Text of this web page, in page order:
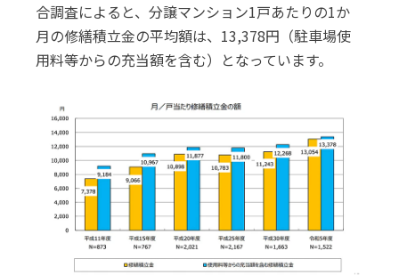
合調査によると、分譲マンション1戸あたりの1か
月の修繕積立金の平均額は、13,378円（駐車場使
用料等からの充当額を含む）となっています。